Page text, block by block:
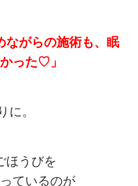
ながらの施術も、眠
った♡」
に。
ほうびを
ているのが